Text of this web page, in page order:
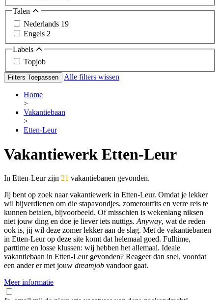
Talen
Nederlands 19
Engels 2
Labels
Topjob
Filters Toepassen Alle filters wissen
Home
>
Vakantiebaan
>
Etten-Leur
Vakantiewerk Etten-Leur
In Etten-Leur zijn 21 vakantiebanen gevonden.
Jij bent op zoek naar vakantiewerk in Etten-Leur. Omdat je lekker
wil bijverdienen om die stapavondjes, zomeroutfits en verre reis te
kunnen betalen, bijvoorbeeld. Of misschien is wekenlang niksen
niet jouw ding en doe je liever iets nuttigs. Anyway, wat de reden
ook is, jij wil deze zomer lekker aan de slag. Met de vakantiebanen
in Etten-Leur op deze site komt dat helemaal goed. Fulltime,
parttime en losse klussen: wij hebben het allemaal. Ideale
vakantiebaan in Etten-Leur gevonden? Reageer dan snel, voordat
een ander er met jouw dreamjob vandoor gaat.
Meer informatie